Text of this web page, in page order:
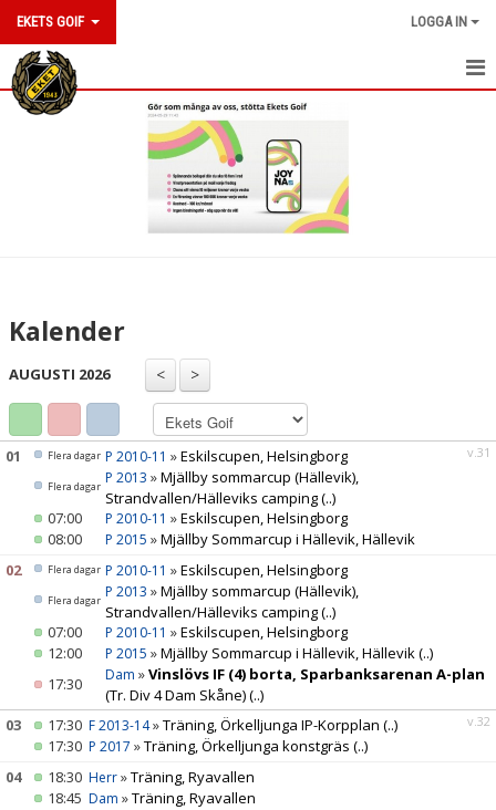
EKETS GOIF LOGGA IN
HEM
VÅRA LAG/TRÄNARE
MATCHER
STYRELSE
LOPPIS
Kalender
AUGUSTI 2026
v.31
01 Flera dagar P 2010-11 »Eskilscupen, Helsingborg
Flera dagar P 2013 »Mjällby sommarcup (Hällevik),
Strandvallen/Hälleviks camping(..)
07:00
P 2010-11 »Eskilscupen, Helsingborg
08:00
P 2015 »Mjällby Sommarcup i Hällevik, Hällevik
02
Flera dagar P 2010-11 »Eskilscupen, Helsingborg
Flera dagar P 2013 »Mjällby sommarcup (Hällevik),
Strandvallen/Hälleviks camping(..)
07:00
P 2010-11 »Eskilscupen, Helsingborg
12:00
P 2015 »Mjällby Sommarcup i Hällevik, Hällevik(..)
17:30
Dam »Vinslövs IF (4) borta, Sparbanksarenan A-plan
(Tr. Div 4 Dam Skåne)(..)
v.32
03 17:30 F 2013-14»Träning, Örkelljunga IP-Korpplan (..)
17:30 P 2017 »Träning, Örkelljunga konstgräs (..)
04
18:30 Herr»Träning, Ryavallen
18:45 Dam »Träning, Ryavallen